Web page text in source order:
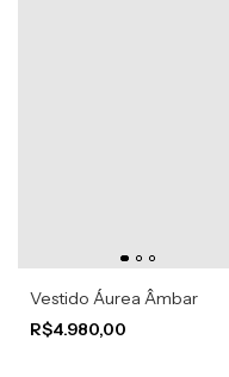
Vestido Áurea Âmbar
R$4.980,00